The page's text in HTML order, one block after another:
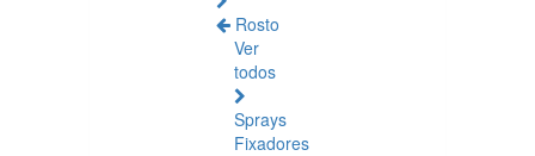
Rosto
Ver
todos
Sprays
Fixadores